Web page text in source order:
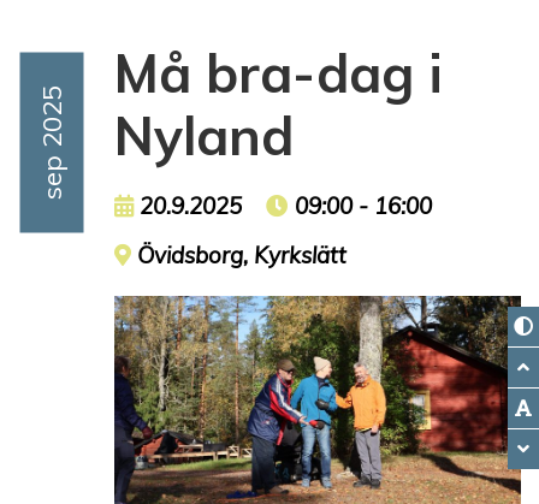
Event Date
Sep 2025
Må bra-dag i
Nyland
Event date
20.9.2025 Event time
09:00 - 16:00
Event location
Övidsborg, Kyrkslätt